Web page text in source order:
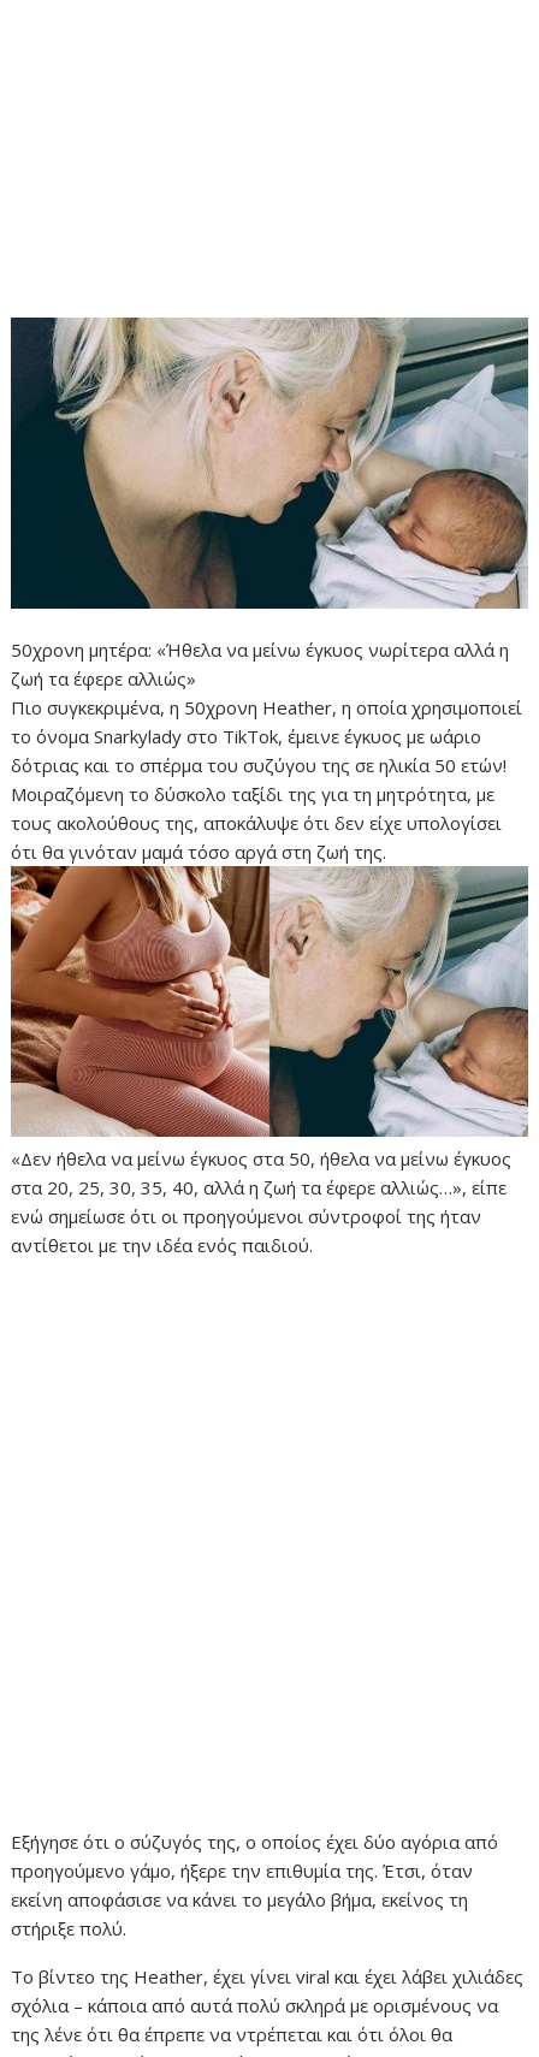
50χρονη μητέρα: «Ήθελα να μείνω έγκυος νωρίτερα αλλά η
ζωή τα έφερε αλλιώς»
Πιο συγκεκριμένα, η 50χρονη Heather, η οποία χρησιμοποιεί
το όνομα Snarkylady στο TikTok, έμεινε έγκυος με ωάριο
δότριας και το σπέρμα του συζύγου της σε ηλικία 50 ετών!
Μοιραζόμενη το δύσκολο ταξίδι της για τη μητρότητα, με
τους ακολούθους της, αποκάλυψε ότι δεν είχε υπολογίσει
ότι θα γινόταν μαμά τόσο αργά στη ζωή της.
«Δεν ήθελα να μείνω έγκυος στα 50, ήθελα να μείνω έγκυος
στα 20, 25, 30, 35, 40, αλλά η ζωή τα έφερε αλλιώς…», είπε
ενώ σημείωσε ότι οι προηγούμενοι σύντροφοί της ήταν
αντίθετοι με την ιδέα ενός παιδιού.
Εξήγησε ότι ο σύζυγός της, ο οποίος έχει δύο αγόρια από
προηγούμενο γάμο, ήξερε την επιθυμία της. Έτσι, όταν
εκείνη αποφάσισε να κάνει το μεγάλο βήμα, εκείνος τη
στήριξε πολύ.
Το βίντεο της Heather, έχει γίνει viral και έχει λάβει χιλιάδες
σχόλια – κάποια από αυτά πολύ σκληρά με ορισμένους να
της λένε ότι θα έπρεπε να ντρέπεται και ότι όλοι θα